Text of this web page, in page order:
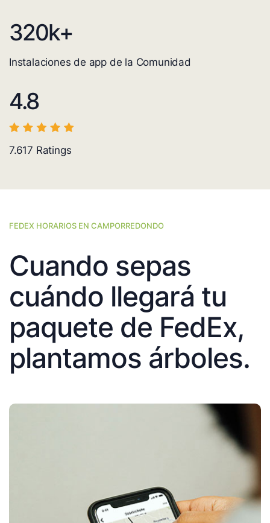
320k+
Instalaciones de app de la Comunidad
4.8
7.617 Ratings
FEDEX HORARIOS EN CAMPORREDONDO
Cuando sepas
cuándo llegará tu
paquete de FedEx,
plantamos árboles.